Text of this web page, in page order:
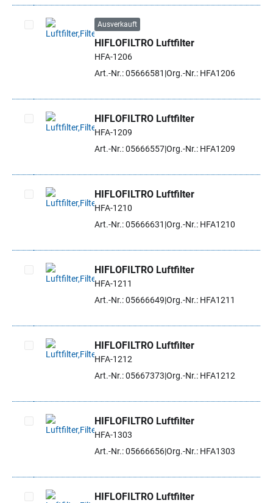
Artikel auswählen
Ausverkauft
HIFLOFILTRO Luftfilter
HFA-1206
Art.-Nr.: 05666581 Org.-Nr.: HFA1206
Artikel auswählen
HIFLOFILTRO Luftfilter
HFA-1209
Art.-Nr.: 05666557Org.-Nr.: HFA1209
Artikel auswählen
HIFLOFILTRO Luftfilter
HFA-1210
Art.-Nr.: 05666631 Org.-Nr.: HFA1210
Artikel auswählen
HIFLOFILTRO Luftfilter
HFA-1211
Art.-Nr.: 05666649 Org.-Nr.: HFA1211
Artikel auswählen
HIFLOFILTRO Luftfilter
HFA-1212
Art.-Nr.: 05667373 Org.-Nr.: HFA1212
Artikel auswählen
HIFLOFILTRO Luftfilter
HFA-1303
Art.-Nr.: 05666656Org.-Nr.: HFA1303
HIFLOFILTRO Luftfilter